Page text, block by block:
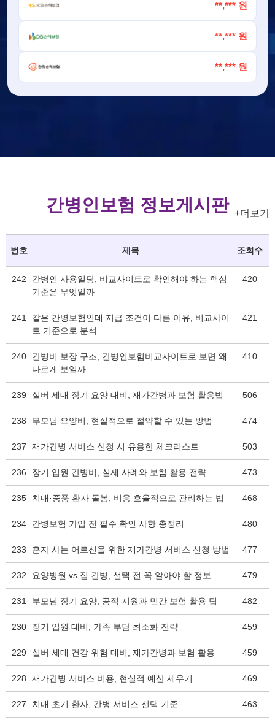
**,*** 원
**,*** 원
**,*** 원
간병인보험 정보게시판 +더보기
번호 제목 조회수
242
간병인 사용일당, 비교사이트로 확인해야 하는 핵심
기준은 무엇일까
420
241
같은 간병보험인데 지급 조건이 다른 이유, 비교사이
트 기준으로 분석
421
240
간병비 보장 구조, 간병인보험비교사이트로 보면 왜
다르게 보일까
410
239 실버 세대 장기 요양 대비, 재가간병과 보험 활용법 506
238 부모님 요양비, 현실적으로 절약할 수 있는 방법 474
237 재가간병 서비스 신청 시 유용한 체크리스트 503
236 장기 입원 간병비, 실제 사례와 보험 활용 전략 473
235 치매·중풍 환자 돌봄, 비용 효율적으로 관리하는 법 468
234 간병보험 가입 전 필수 확인 사항 총정리 480
233 혼자 사는 어르신을 위한 재가간병 서비스 신청 방법 477
232 요양병원 vs 집 간병, 선택 전 꼭 알아야 할 정보 479
231 부모님 장기 요양, 공적 지원과 민간 보험 활용 팁 482
230 장기 입원 대비, 가족 부담 최소화 전략 459
229 실버 세대 건강 위험 대비, 재가간병과 보험 활용 459
228 재가간병 서비스 비용, 현실적 예산 세우기 469
227 치매 초기 환자, 간병 서비스 선택 기준 463